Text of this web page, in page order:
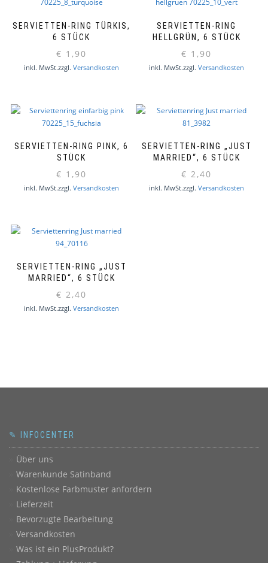
SERVIETTEN-RING TÜRKIS,
6 STÜCK
€ 1,90
inkl. MwSt.zzgl. Versandkosten
SERVIETTEN-RING
HELLGRÜN, 6 STÜCK
€ 1,90
inkl. MwSt.zzgl. Versandkosten
SERVIETTEN-RING PINK, 6
STÜCK
€ 1,90
inkl. MwSt.zzgl. Versandkosten
SERVIETTEN-RING „JUST
MARRIED“, 6 STÜCK
€ 2,40
inkl. MwSt.zzgl. Versandkosten
SERVIETTEN-RING „JUST
MARRIED“, 6 STÜCK
€ 2,40
inkl. MwSt.zzgl. Versandkosten
✎ INFOCENTER
Über uns
Warenkunde Satinband
Kostenlose Farbmuster anfordern
Lieferzeit
Bevorzugte Bearbeitung
Versandkosten
Was ist ein PlusProdukt?